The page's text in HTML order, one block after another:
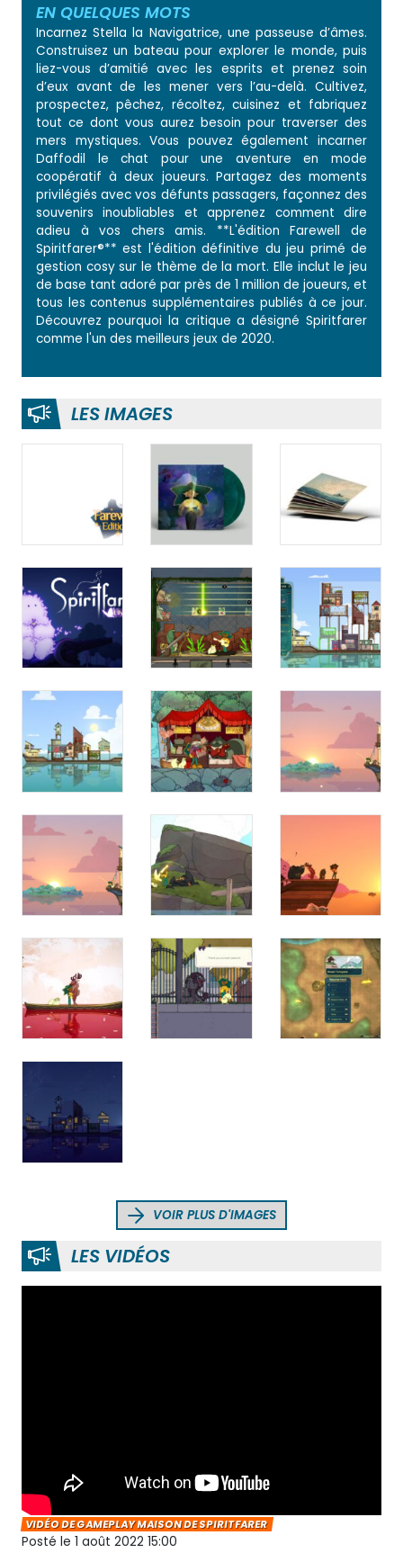
EN QUELQUES MOTS
Incarnez Stella la Navigatrice, une passeuse d’âmes.
Construisez un bateau pour explorer le monde, puis
liez-vous d’amitié avec les esprits et prenez soin
d’eux avant de les mener vers l’au-delà. Cultivez,
prospectez, pêchez, récoltez, cuisinez et fabriquez
tout ce dont vous aurez besoin pour traverser des
mers mystiques. Vous pouvez également incarner
Daffodil le chat pour une aventure en mode
coopératif à deux joueurs. Partagez des moments
privilégiés avec vos défunts passagers, façonnez des
souvenirs inoubliables et apprenez comment dire
adieu à vos chers amis. **L'édition Farewell de
Spiritfarer®** est l'édition définitive du jeu primé de
gestion cosy sur le thème de la mort. Elle inclut le jeu
de base tant adoré par près de 1 million de joueurs, et
tous les contenus supplémentaires publiés à ce jour.
Découvrez pourquoi la critique a désigné Spiritfarer
comme l'un des meilleurs jeux de 2020.
LES IMAGES
VOIR PLUS D'IMAGES
LES VIDÉOS
VIDÉO DE GAMEPLAY MAISON DE SPIRITFARER
Posté le 1 août 2022 15:00